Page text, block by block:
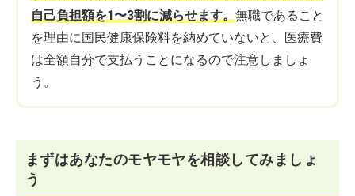
自己負担額を1〜3割に減らせます。無職であること
を理由に国民健康保険料を納めていないと、医療費
は全額自分で支払うことになるので注意しましょ
う。
まずはあなたのモヤモヤを相談してみましょ
う